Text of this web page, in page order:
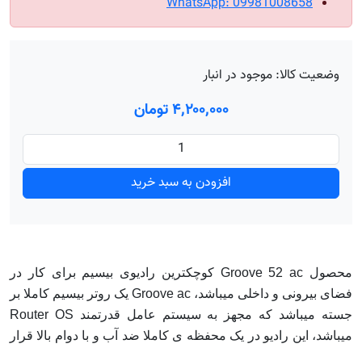
وضعیت کالا: موجود در انبار
۴٬۲۰۰٬۰۰۰ تومان
افزودن به سبد خرید
محصول Groove 52 ac کوچکترین رادیوی بیسیم برای کار در
فضای بیرونی و داخلی میباشد، Groove ac یک روتر بیسیم کاملا بر
جسته میباشد که مجهز به سیستم عامل قدرتمند Router OS
میباشد، این رادیو در یک محفظه ی کاملا ضد آب و با دوام بالا قرار